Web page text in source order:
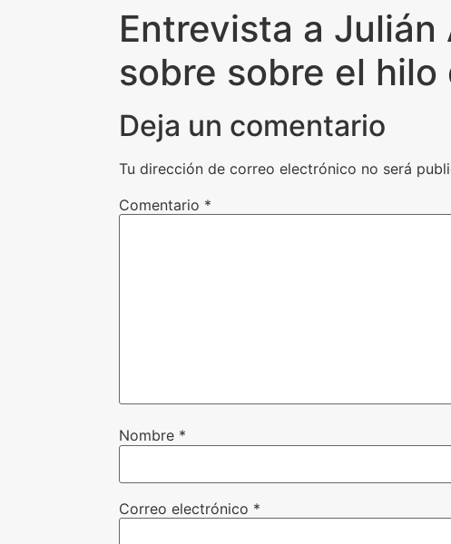
Entrevista a
sobre sobre el
Deja un comentario
Tu dirección de correo electrónico no será
Comentario *
Nombre *
Correo electrónico *